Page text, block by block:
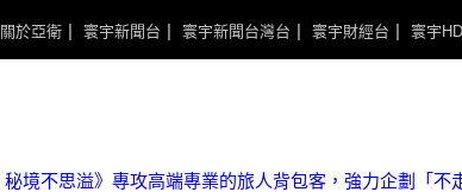
關於亞衛 寰宇新聞台 寰宇新聞台灣台 寰宇財經台 寰宇
秘境不思溢》專攻高端專業的旅人背包客，強力企劃「